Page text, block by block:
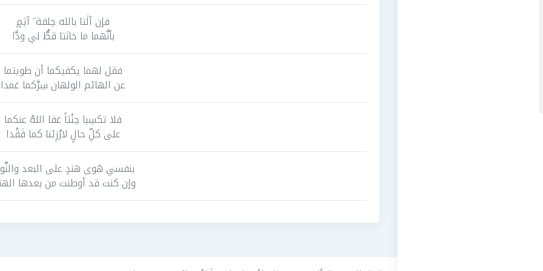
فإن آلَتا بالله حِلفة َ آثِمٍ
بأنَّهما ما خانَتا قطُّ لي ودَّا
فقل لهما يكفيكما أن طويتما
عن الهائم الولهان سِرَّكما عَمدا
فلا تكسِبا حِنْثاً عَفا اللهُ عنكما
على كلِّ حالٍ لارُزِئنا كما فَقْدا
بنفسي هَوى هندٍ على البعد
وإن كنت قد أوطنت من بعدها